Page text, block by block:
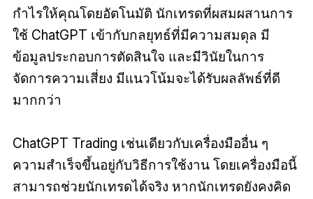
กำไรให้คุณโดยอัตโนมัติ นักเทรดที่ผสมผสานการ
ใช้ ChatGPT เข้ากับกลยุทธ์ที่มีความสมดุล มี
ข้อมูลประกอบการตัดสินใจ และมีวินัยในการ
จัดการความเสี่ยง มีแนวโน้มจะได้รับผลลัพธ์ที่ดี
มากกว่า
ChatGPT Trading เช่นเดียวกับเครื่องมืออื่น ๆ
ความสำเร็จขึ้นอยู่กับวิธีการใช้งาน โดยเครื่องมือนี้
สามารถช่วยนักเทรดได้จริง หากนักเทรดยังคงคิด